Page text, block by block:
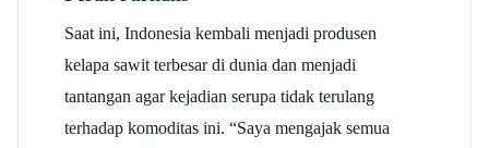
Saat ini, Indonesia kembali menjadi produsen
kelapa sawit terbesar di dunia dan menjadi
tantangan agar kejadian serupa tidak terulang
terhadap komoditas ini. “Saya mengajak semua